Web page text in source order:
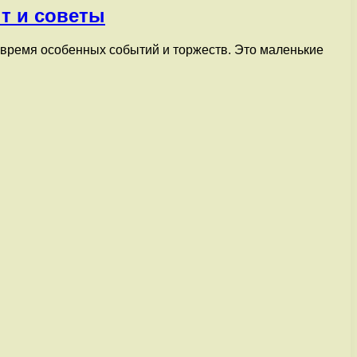
и советы
особенных событий и торжеств. Это маленькие